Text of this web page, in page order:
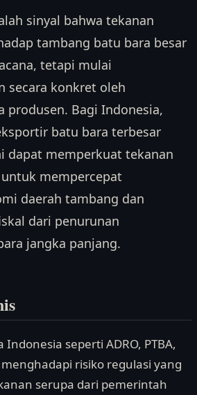
sinyal bahwa tekanan
tambang batu bara besar
tetapi mulai
secara konkret oleh
produsen. Bagi Indonesia,
batu bara terbesar
dapat memperkuat tekanan
mempercepat
daerah tambang dan
dari penurunan
jangka panjang.
seperti ADRO, PTBA,
menghadapi risiko regulasi yang
serupa dari pemerintah